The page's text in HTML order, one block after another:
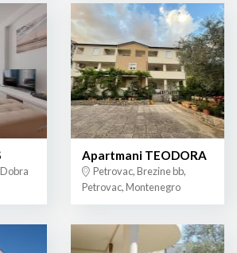
Apartmani TEODORA
Petrovac, Brezine bb,
Petrovac, Montenegro